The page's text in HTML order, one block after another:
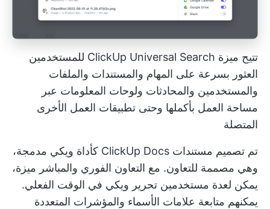
تتيح ميزة ClickUp Universal Search للمستخدمين
العثور بسرعة على المهام والمستندات والملفات
والمستخدمين والمحادثات ولوحات المعلومات عبر
مساحة العمل بأكملها وحتى تطبيقات العمل الأخرى
المتصلة
تم تصميم مستندات ClickUp Docs كأداة ويكي مدمجة،
وهي مصممة للتعاون. مع التعاون الفوري والمباشر ميزة،
يمكن لعدة مستخدمين تحرير ويكي في الوقت الفعلي.
يمكنهم متابعة علامات الأسماء والمؤشرات المتعددة